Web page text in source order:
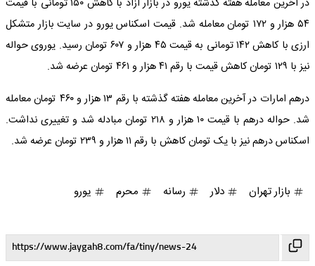
در آخرین معامله هفته گذشته یورو در بازار آزاد با کاهش ۱۵۰ تومانی با قیمت
۵۴ هزار و ۱۷۲ تومان معامله شد. قیمت اسکناس یورو در سایت بازار متشکل
ارزی با کاهش ۱۴۲ تومانی به قیمت ۴۵ هزار و ۶۰۷ تومان رسید. یوروی حواله
نیز با ۱۲۹ تومان کاهش قیمت با رقم ۴۱ هزار و ۴۶۱ تومان عرضه شد.
درهم امارات در آخرین معامله هفته گذشته با رقم ۱۳ هزار و ۴۶۰ تومان معامله
شد. حواله درهم با قیمت ۱۰ هزار و ۲۱۸ تومان مبادله شد و تغییری نداشت.
اسکناس درهم نیز با یک تومان کاهش با رقم ۱۱ هزار و ۲۳۹ تومان عرضه شد.
بازار تهران دلار رسانه محرم یورو